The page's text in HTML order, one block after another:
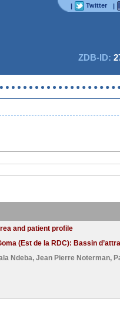
| Twitter |
ZDB-ID:
and patient profile
(Est de la RDC): Bassin
Ndeba, Jean Pierre Noterman,